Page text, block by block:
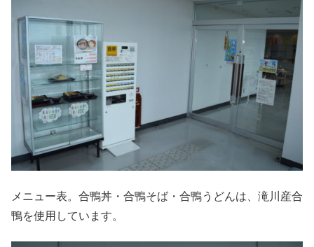
メニュー表。合鴨丼・合鴨そば・合鴨うどんは、滝川産合
鴨を使用しています。